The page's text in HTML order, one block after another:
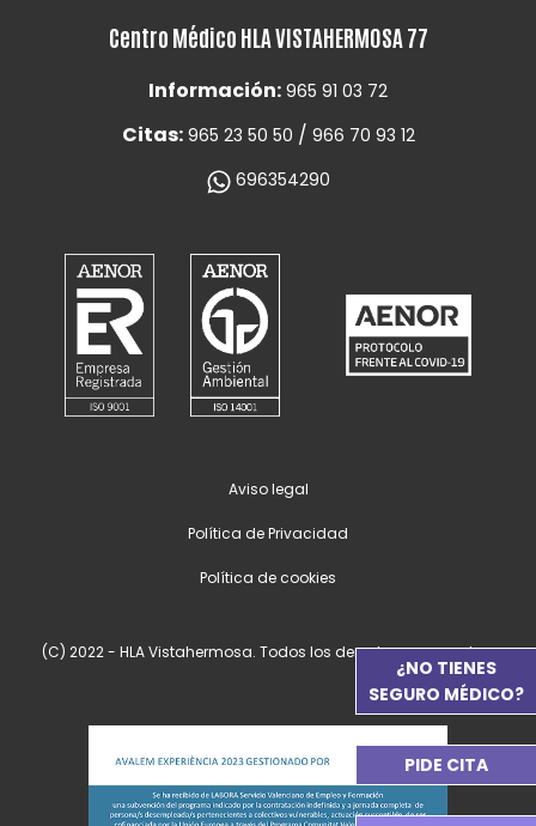
Centro Médico HLA VISTAHERMOSA 77
Información: 965 91 03 72
Citas: 965 23 50 50 / 966 70 93 12
696354290
(C) 2022 - HLA Vistahermosa. Todos los derechos reservados.
Aviso legal
Política de Privacidad
Política de cookies
¿NO TIENES
SEGURO MÉDICO?
PIDE CITA